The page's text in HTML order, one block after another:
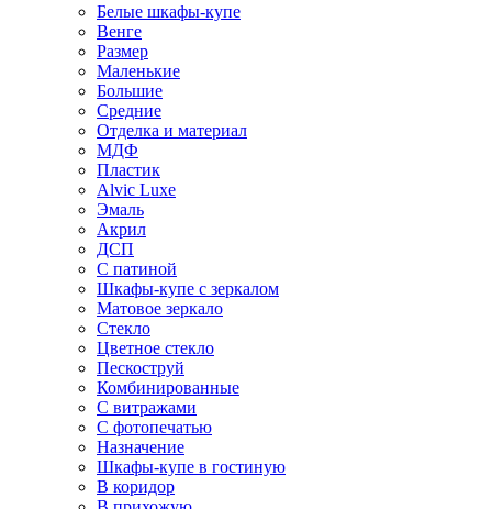
Белые шкафы-купе
Венге
Размер
Маленькие
Большие
Средние
Отделка и материал
МДФ
Пластик
Alvic Luxe
Эмаль
Акрил
ДСП
С патиной
Шкафы-купе с зеркалом
Матовое зеркало
Стекло
Цветное стекло
Пескоструй
Комбинированные
С витражами
С фотопечатью
Назначение
Шкафы-купе в гостиную
В коридор